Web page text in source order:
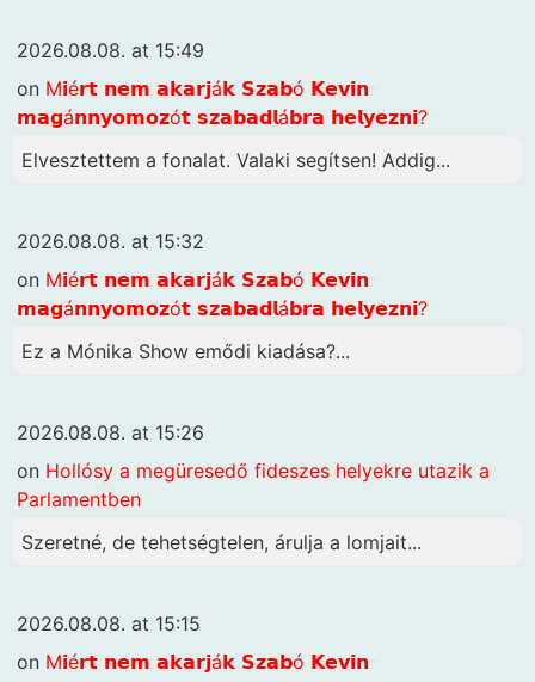
2026.08.08. at 15:49
on M𝗶é𝗿𝘁 𝗻𝗲𝗺 𝗮𝗸𝗮𝗿𝗷á𝗸 𝗦𝘇𝗮𝗯ó 𝗞𝗲𝘃𝗶𝗻
𝗺𝗮𝗴á𝗻𝗻𝘆𝗼𝗺𝗼𝘇ó𝘁 𝘀𝘇𝗮𝗯𝗮𝗱𝗹á𝗯𝗿𝗮 𝗵𝗲𝗹𝘆𝗲𝘇𝗻𝗶?
Elvesztettem a fonalat. Valaki segítsen! Addig...
2026.08.08. at 15:32
on M𝗶é𝗿𝘁 𝗻𝗲𝗺 𝗮𝗸𝗮𝗿𝗷á𝗸 𝗦𝘇𝗮𝗯ó 𝗞𝗲𝘃𝗶𝗻
𝗺𝗮𝗴á𝗻𝗻𝘆𝗼𝗺𝗼𝘇ó𝘁 𝘀𝘇𝗮𝗯𝗮𝗱𝗹á𝗯𝗿𝗮 𝗵𝗲𝗹𝘆𝗲𝘇𝗻𝗶?
Ez a Mónika Show emődi kiadása?...
2026.08.08. at 15:26
on Hollósy a megüresedő fideszes helyekre utazik a
Parlamentben
Szeretné, de tehetségtelen, árulja a lomjait...
2026.08.08. at 15:15
on M𝗶é𝗿𝘁 𝗻𝗲𝗺 𝗮𝗸𝗮𝗿𝗷á𝗸 𝗦𝘇𝗮𝗯ó 𝗞𝗲𝘃𝗶𝗻